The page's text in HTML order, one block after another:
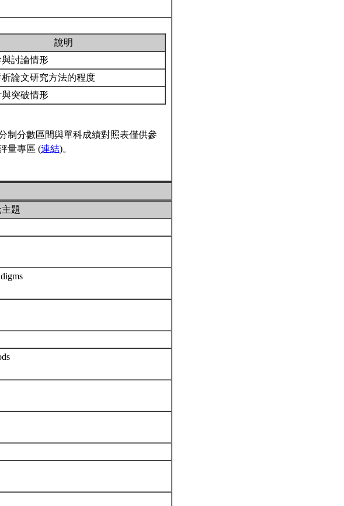
說明
討論情形
論文研究方法的程度
突破情形
制分數區間與單科成績對照表僅供參
量專區 (連結)。
題